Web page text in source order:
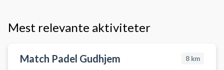
Mest relevante aktiviteter
Match Padel Gudhjem 8 km